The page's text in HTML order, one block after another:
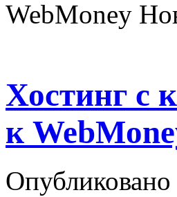
WebMoney
Хостинг с
к